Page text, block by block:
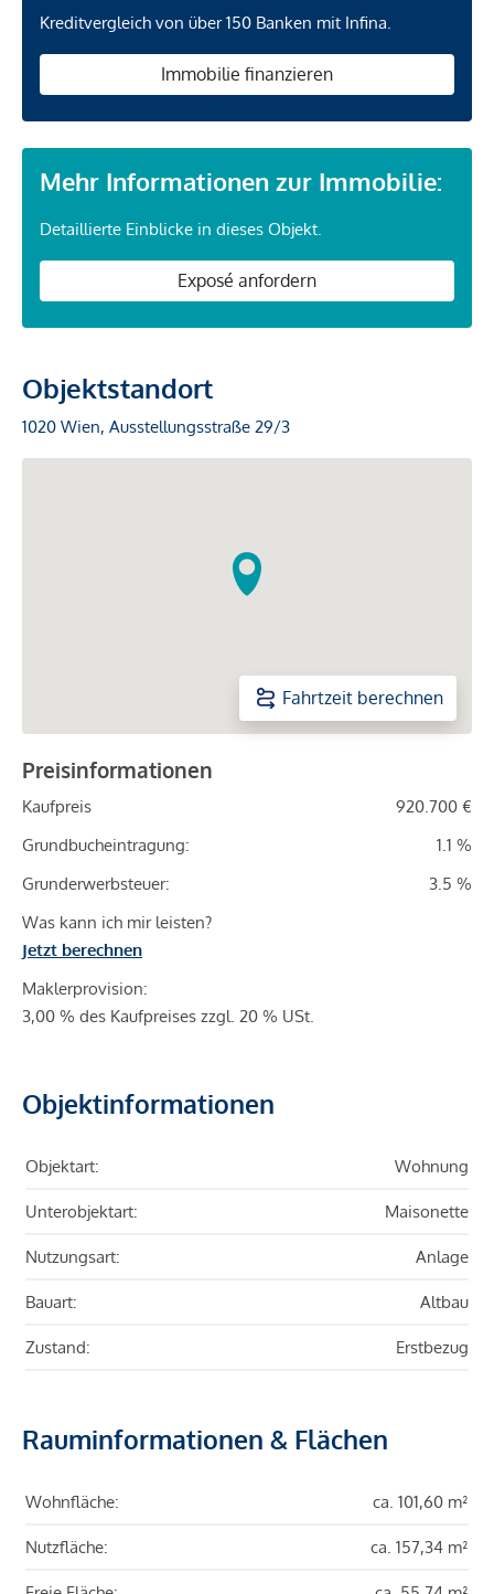
Kreditvergleich von über 150 Banken mit Infina.
Immobilie finanzieren
Mehr Informationen zur Immobilie:
Detaillierte Einblicke in dieses Objekt.
Exposé anfordern
Objektstandort
1020 Wien, Ausstellungsstraße 29/3
Fahrtzeit berechnen
Preisinformationen
Kaufpreis
920.700 €
Grundbucheintragung:
1.1 %
Grunderwerbsteuer:
3.5 %
Was kann ich mir leisten?
Jetzt berechnen
Maklerprovision:
3,00 % des Kaufpreises zzgl. 20 % USt.
Objektinformationen
Objektart: Wohnung
Unterobjektart: Maisonette
Nutzungsart: Anlage
Bauart: Altbau
Zustand: Erstbezug
Rauminformationen & Flächen
Wohnfläche: ca. 101,60 m²
Nutzfläche: ca. 157,34 m²